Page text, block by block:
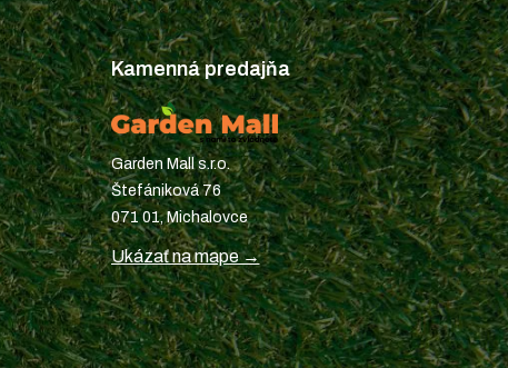
Kamenná predajňa
Garden Mall s.r.o.
Štefániková 76
071 01, Michalovce
Ukázať na mape →